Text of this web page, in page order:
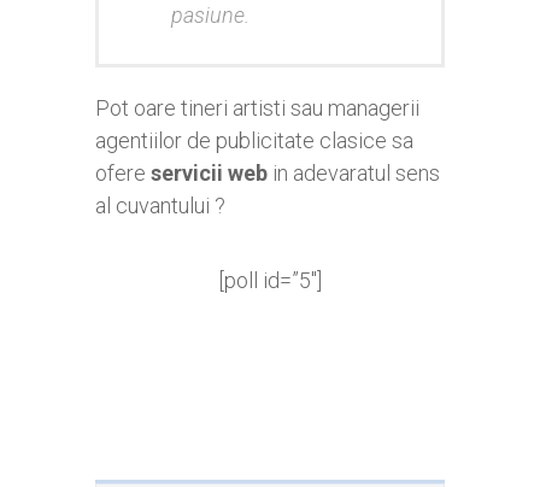
pasiune.
Pot oare tineri artisti sau managerii
agentiilor de publicitate clasice sa
ofere servicii web in adevaratul sens
al cuvantului ?
[poll id=”5″]